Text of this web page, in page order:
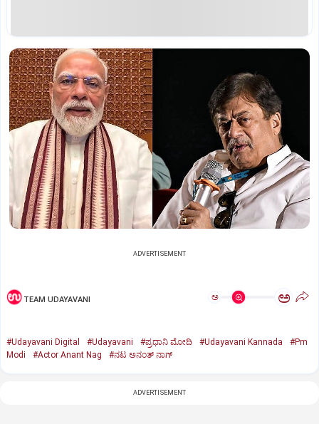
ADVERTISEMENT
TEAM UDAYAVANI ಅ ಅ
#Udayavani Digital #Udayavani #ಪ್ರಧಾನಿ ಮೋದಿ #Udayavani Kannada
#Pm
Modi
#Actor Anant Nag #ನಟ ಅನಂತ್‌ ನಾಗ್‌
ADVERTISEMENT